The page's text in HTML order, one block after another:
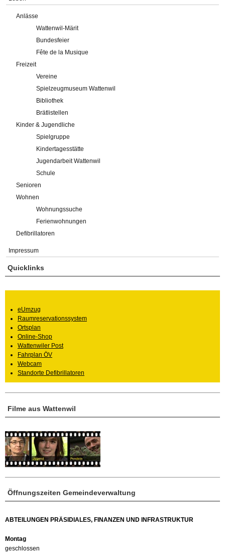
Anlässe
Wattenwil-Märit
Bundesfeier
Fête de la Musique
Freizeit
Vereine
Spielzeugmuseum Wattenwil
Bibliothek
Brätlistellen
Kinder & Jugendliche
Spielgruppe
Kindertagesstätte
Jugendarbeit Wattenwil
Schule
Senioren
Wohnen
Wohnungssuche
Ferienwohnungen
Defibrillatoren
Impressum
Öffnungszeiten Gemeindeverwaltung
ABTEILUNGEN PRÄSIDIALES, FINANZEN UND INFRASTRUKTUR
Montag
geschlossen
Filme aus Wattenwil
Quicklinks
eUmzug
Raumreservationssystem
Ortsplan
Online-Shop
Wattenwiler Post
Fahrplan ÖV
Webcam
Standorte Defibrillatoren